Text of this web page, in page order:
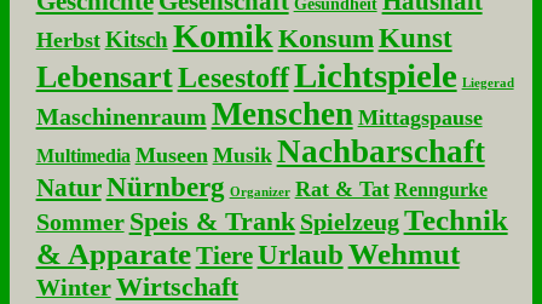
Gesundheit
Herbst Kitsch KomikKonsumKunst
LebensartLesestoffLichtspiele Liegerad
Maschinenraum Menschen Mittagspause
Multimedia Museen Musik Nachbarschaft
NaturNürnberg Organizer Rat & Tat Renngurke
Sommer Speis & Trank Spielzeug Technik
& Apparate Tiere UrlaubWehmut
Winter Wirtschaft